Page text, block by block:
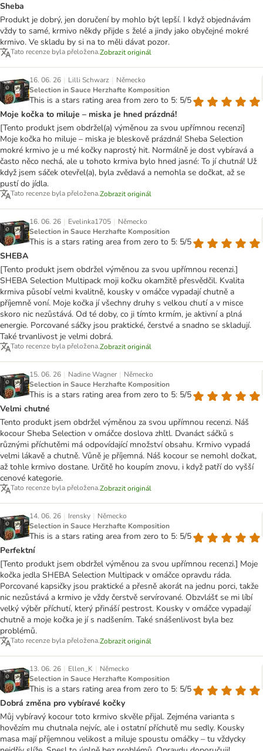
Sheba
Produkt je dobrý, jen doručení by mohlo být lepší. I když objednávám
vždy to samé, krmivo někdy přijde s želé a jindy jako obyčejné mokré
krmivo. Ve skladu by si na to měli dávat pozor.
Tato recenze byla přeložena.Zobrazit originál
16. 06. 26 | Lilli Schwarz | Německo
Selection in Sauce Herzhafte Komposition
This is a stars rating area from zero to 5: 5/5
Moje kočka to miluje – miska je hned prázdná!
[Tento produkt jsem obdržel(a) výměnou za svou upřímnou recenzi]
Moje kočka ho miluje – miska je bleskově prázdná! Sheba Selection
mokré krmivo je u mé kočky naprostý hit. Normálně je dost vybíravá a
často něco nechá, ale u tohoto krmiva bylo hned jasné: To jí chutná! Už
když jsem sáček otevřel(a), byla zvědavá a nemohla se dočkat, až se
pustí do jídla.
Tato recenze byla přeložena.Zobrazit originál
16. 06. 26 | Evelinka1705 | Německo
Selection in Sauce Herzhafte Komposition
This is a stars rating area from zero to 5: 5/5
SHEBA
[Tento produkt jsem obdržel výměnou za svou upřímnou recenzi.]
SHEBA Selection Multipack moji kočku okamžitě přesvědčil. Kvalita
krmiva působí velmi kvalitně, kousky v omáčce vypadají chutně a
příjemně voní. Moje kočka jí všechny druhy s velkou chutí a v misce
skoro nic nezůstává. Od té doby, co ji tímto krmím, je aktivní a plná
energie. Porcované sáčky jsou praktické, čerstvé a snadno se skladují.
Také trvanlivost je velmi dobrá.
Tato recenze byla přeložena.Zobrazit originál
15. 06. 26 | Nadine Wagner | Německo
Selection in Sauce Herzhafte Komposition
This is a stars rating area from zero to 5: 5/5
Velmi chutné
Tento produkt jsem obdržel výměnou za svou upřímnou recenzi. Náš
kocour Sheba Selection v omáčce doslova zhltl. Dvanáct sáčků s
různými příchutěmi má odpovídající množství obsahu. Krmivo vypadá
velmi lákavě a chutně. Vůně je příjemná. Náš kocour se nemohl dočkat,
až tohle krmivo dostane. Určitě ho koupím znovu, i když patří do vyšší
cenové kategorie.
Tato recenze byla přeložena.Zobrazit originál
14. 06. 26 | Irensky | Německo
Selection in Sauce Herzhafte Komposition
This is a stars rating area from zero to 5: 5/5
Perfektní
[Tento produkt jsem obdržel výměnou za svou upřímnou recenzi.] Moje
kočka jedla SHEBA Selection Multipack v omáčce opravdu ráda.
Porcované kapsičky jsou praktické a přesně akorát na jednu porci, takže
nic nezůstává a krmivo je vždy čerstvě servírované. Obzvlášť se mi líbí
velký výběr příchutí, který přináší pestrost. Kousky v omáčce vypadají
chutně a moje kočka je jí s nadšením. Také snášenlivost byla bez
problémů.
Tato recenze byla přeložena.Zobrazit originál
13. 06. 26 | Ellen_K | Německo
Selection in Sauce Herzhafte Komposition
This is a stars rating area from zero to 5: 5/5
Dobrá změna pro vybíravé kočky
Můj vybíravý kocour toto krmivo skvěle přijal. Zejména varianta s
hovězím mu chutnala nejvíc, ale i ostatní příchutě mu sedly. Kousky
masa mají příjemnou velikost a miluje spoustu omáčky – tu vždycky